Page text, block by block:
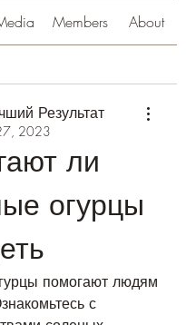
Members About
Результат
2023
ли
огурцы
помогают людям
с